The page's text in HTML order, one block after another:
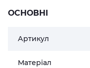
ОСНОВНІ
Артикул
Матеріал